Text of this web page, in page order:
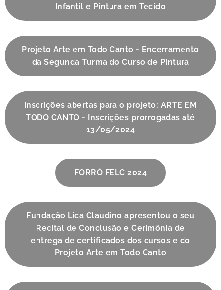
Infantil e Pintura em Tecido
Projeto Arte em Todo Canto - Encerramento
da Segunda Turma do Curso de Pintura
Inscrições abertas para o projeto: ARTE EM
TODO CANTO - Inscrições prorrogadas até
13/05/2024
FORRÓ FELC 2024
Fundação Lica Claudino apresentou o seu
Recital de Conclusão e Cerimônia de
entrega de certificados dos cursos e do
Projeto Arte em Todo Canto